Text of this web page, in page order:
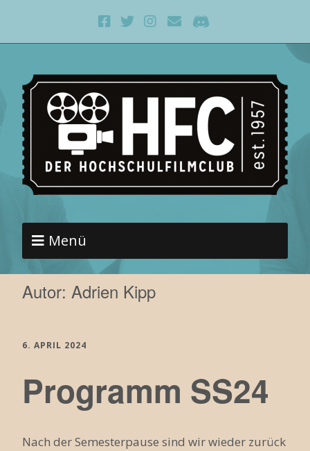
Menü
Autor: Adrien Kipp
6. APRIL 2024
Programm SS24
Nach der Semesterpause sind wir wieder zurück